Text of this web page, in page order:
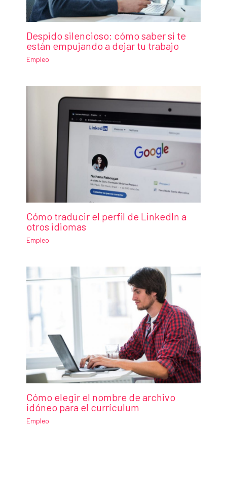
Despido silencioso: cómo saber si te
están empujando a dejar tu trabajo
Empleo
Cómo traducir el perfil de LinkedIn a
otros idiomas
Empleo
Cómo elegir el nombre de archivo
idóneo para el currículum
Empleo